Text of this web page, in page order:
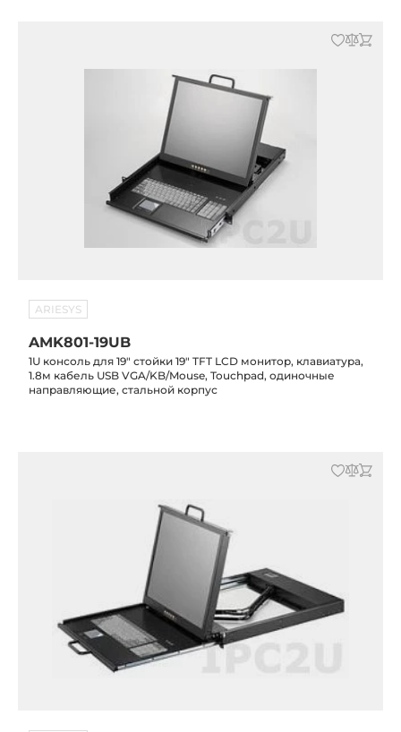
ARIESYS
AMK801-19UB
1U консоль для 19" стойки 19" TFT LCD монитор, клавиатура,
1.8м кабель USB VGA/KB/Mouse, Touchpad, одиночные
направляющие, стальной корпус